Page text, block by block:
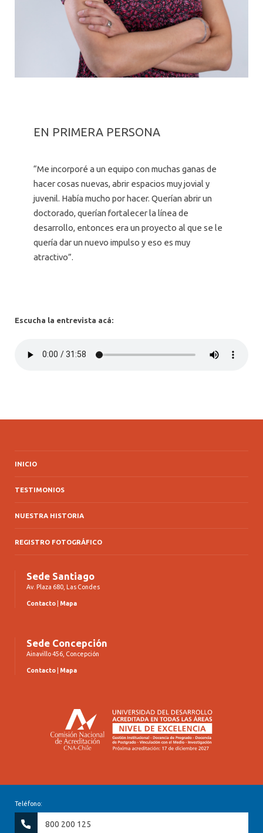
EN PRIMERA PERSONA
“Me incorporé a un equipo con muchas ganas de
hacer cosas nuevas, abrir espacios muy jovial y
juvenil. Había mucho por hacer. Querían abrir un
doctorado, querían fortalecer la línea de
desarrollo, entonces era un proyecto al que se le
quería dar un nuevo impulso y eso es muy
atractivo”.
Escucha la entrevista acá:
INICIO
TESTIMONIOS
NUESTRA HISTORIA
REGISTRO FOTOGRÁFICO
Sede Santiago
Av. Plaza 680, Las Condes
Contacto Mapa
Sede Concepción
Ainavillo 456, Concepción
Contacto Mapa
Teléfono:
800 200 125